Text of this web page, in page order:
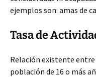
ejemplos son: amas de
Tasa de
Relación existente
población de 16 o más